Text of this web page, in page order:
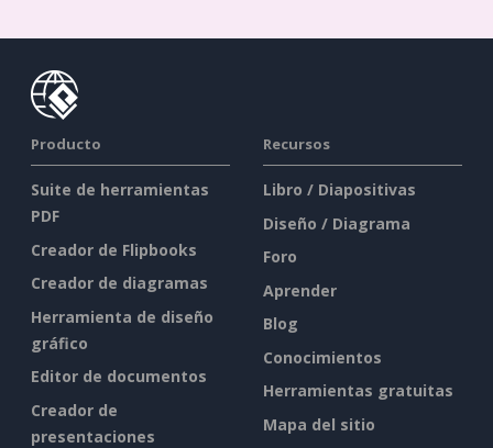
Producto
Suite de herramientas
PDF
Creador de Flipbooks
Creador de diagramas
Herramienta de diseño
gráfico
Editor de documentos
Creador de
presentaciones
Recursos
Libro / Diapositivas
Diseño / Diagrama
Foro
Aprender
Blog
Conocimientos
Herramientas gratuitas
Mapa del sitio